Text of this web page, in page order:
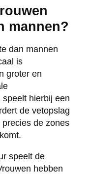
mannen?
dan mannen
is
groter en
hierbij een
de vetopslag
de zones
speelt de
hebben